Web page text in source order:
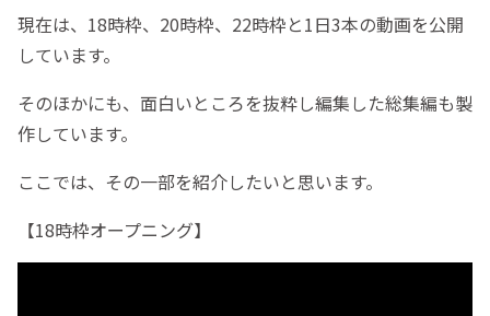
現在は、18時枠、20時枠、22時枠と1日3本の動画を公開
しています。
そのほかにも、面白いところを抜粋し編集した総集編も製
作しています。
ここでは、その一部を紹介したいと思います。
【18時枠オープニング】